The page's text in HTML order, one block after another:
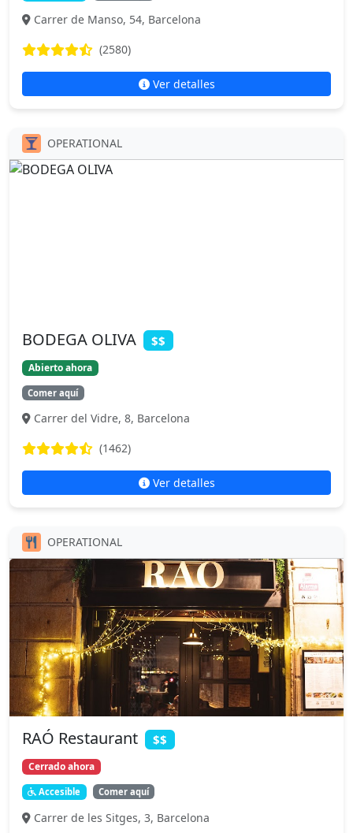
Carrer de Manso, 54, Barcelona
(2580)
Ver detalles
OPERATIONAL
BODEGA OLIVA $$
Abierto ahora
Comer aquí
Carrer del Vidre, 8, Barcelona
(1462)
Ver detalles
OPERATIONAL
RAÓ Restaurant $$
Cerrado ahora
Accesible Comer aquí
Carrer de les Sitges, 3, Barcelona